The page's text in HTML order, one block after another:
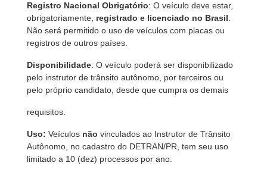
Registro Nacional Obrigatório: O veículo deve estar,
obrigatoriamente, registrado e licenciado no Brasil
Não será permitido o uso de veículos com placas ou
registros de outros países.
Disponibilidade: O veículo poderá ser disponibilizado
pelo instrutor de trânsito autônomo, por terceiros ou
pelo próprio candidato, desde que cumpra os demais
requisitos.
Uso: Veículos não vinculados ao Instrutor de Trânsito
Autônomo, no cadastro do DETRAN/PR, tem seu uso
limitado a 10 (dez) processos por ano.